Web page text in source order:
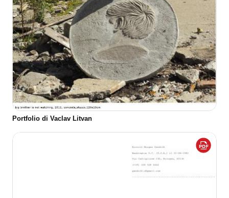
Portfolio di Vaclav Litvan